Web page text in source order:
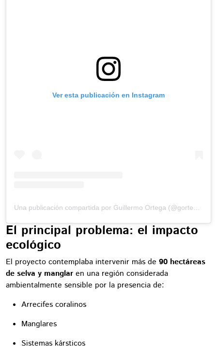
Ver esta publicación en Instagram
El principal problema: el impacto
ecológico
El proyecto contemplaba intervenir más de 90 hectáreas
de selva y manglar en una región considerada
ambientalmente sensible por la presencia de:
Arrecifes coralinos
Manglares
Sistemas kársticos